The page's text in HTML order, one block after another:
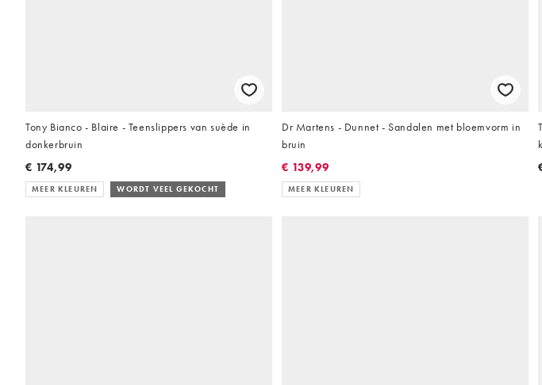
Tony Bianco - Blaire - Teenslippers van suède in
donkerbruin
€ 174,99
MEER KLEUREN WORDT VEEL GEKOCHT
Dr Martens - Dunnet - Sandalen met bloemvorm in
bruin
€ 139,99
MEER KLEUREN